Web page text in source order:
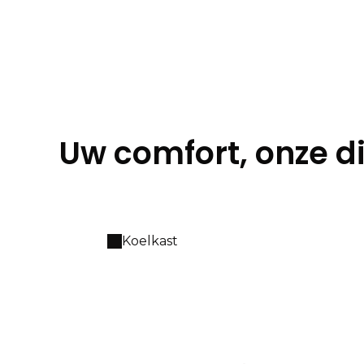
Uw comfort, onze
Koelkast